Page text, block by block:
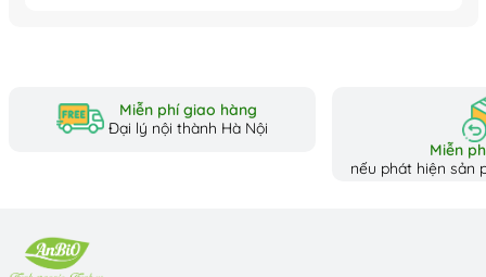
Miễn phí giao hàng
Đại lý nội thành Hà Nội
Miễn
nếu phát hiện sản